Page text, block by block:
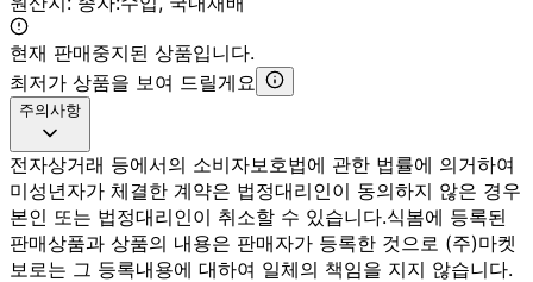
현재 판매중지된 상품입니다.
최저가 상품을 보여 드릴게요
주의사항
전자상거래 등에서의 소비자보호법에 관한 법률에 의거하여
미성년자가 체결한 계약은 법정대리인이 동의하지 않은 경우
본인 또는 법정대리인이 취소할 수 있습니다.식봄에 등록된
판매상품과 상품의 내용은 판매자가 등록한 것으로 (주)마켓
보로는 그 등록내용에 대하여 일체의 책임을 지지 않습니다.